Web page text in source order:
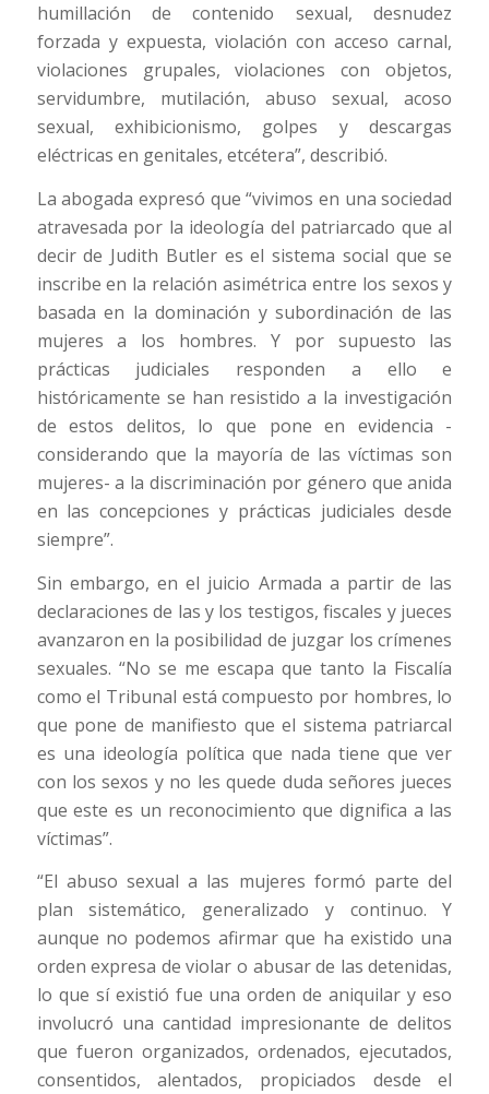
humillación de contenido sexual, desnudez
forzada y expuesta, violación con acceso carnal,
violaciones grupales, violaciones con objetos,
servidumbre, mutilación, abuso sexual, acoso
sexual, exhibicionismo, golpes y descargas
eléctricas en genitales, etcétera”, describió.
La abogada expresó que “vivimos en una sociedad
atravesada por la ideología del patriarcado que al
decir de Judith Butler es el sistema social que se
inscribe en la relación asimétrica entre los sexos y
basada en la dominación y subordinación de las
mujeres a los hombres. Y por supuesto las
prácticas judiciales responden a ello e
históricamente se han resistido a la investigación
de estos delitos, lo que pone en evidencia -
considerando que la mayoría de las víctimas son
mujeres- a la discriminación por género que anida
en las concepciones y prácticas judiciales desde
siempre”.
Sin embargo, en el juicio Armada a partir de las
declaraciones de las y los testigos, fiscales y jueces
avanzaron en la posibilidad de juzgar los crímenes
sexuales. “No se me escapa que tanto la Fiscalía
como el Tribunal está compuesto por hombres, lo
que pone de manifiesto que el sistema patriarcal
es una ideología política que nada tiene que ver
con los sexos y no les quede duda señores jueces
que este es un reconocimiento que dignifica a las
víctimas”.
“El abuso sexual a las mujeres formó parte del
plan sistemático, generalizado y continuo. Y
aunque no podemos afirmar que ha existido una
orden expresa de violar o abusar de las detenidas,
lo que sí existió fue una orden de aniquilar y eso
involucró una cantidad impresionante de delitos
que fueron organizados, ordenados, ejecutados,
consentidos, alentados, propiciados desde el